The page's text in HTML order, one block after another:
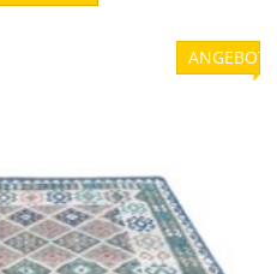
649,00 €499,00 €.
ANGEBOT!